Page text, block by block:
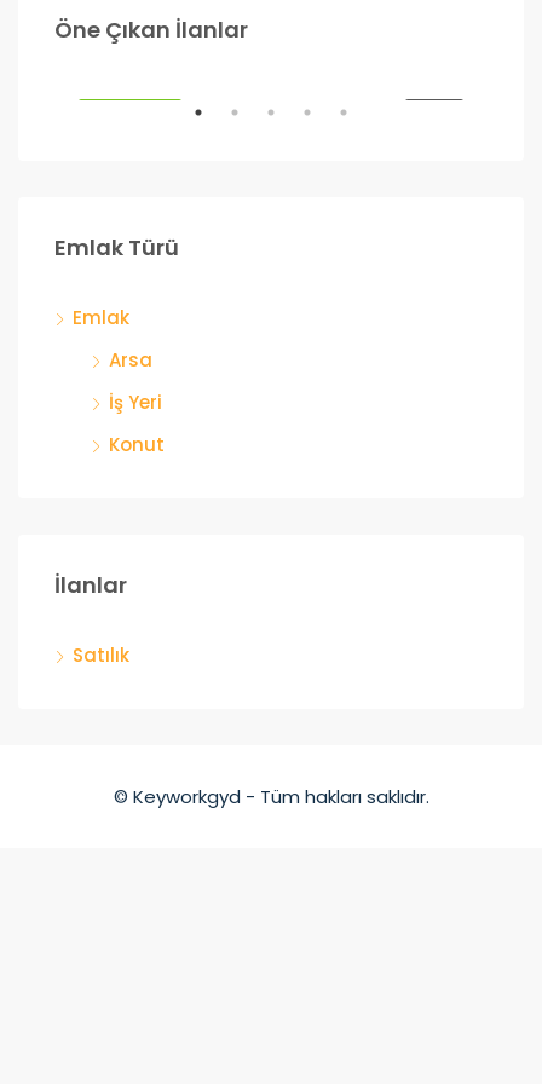
Öne Çıkan İlanlar
990.000₺
Ankara
Emlak Türü
Emlak
Arsa
İş Yeri
Konut
İlanlar
Satılık
© Keyworkgyd - Tüm hakları saklıdır.